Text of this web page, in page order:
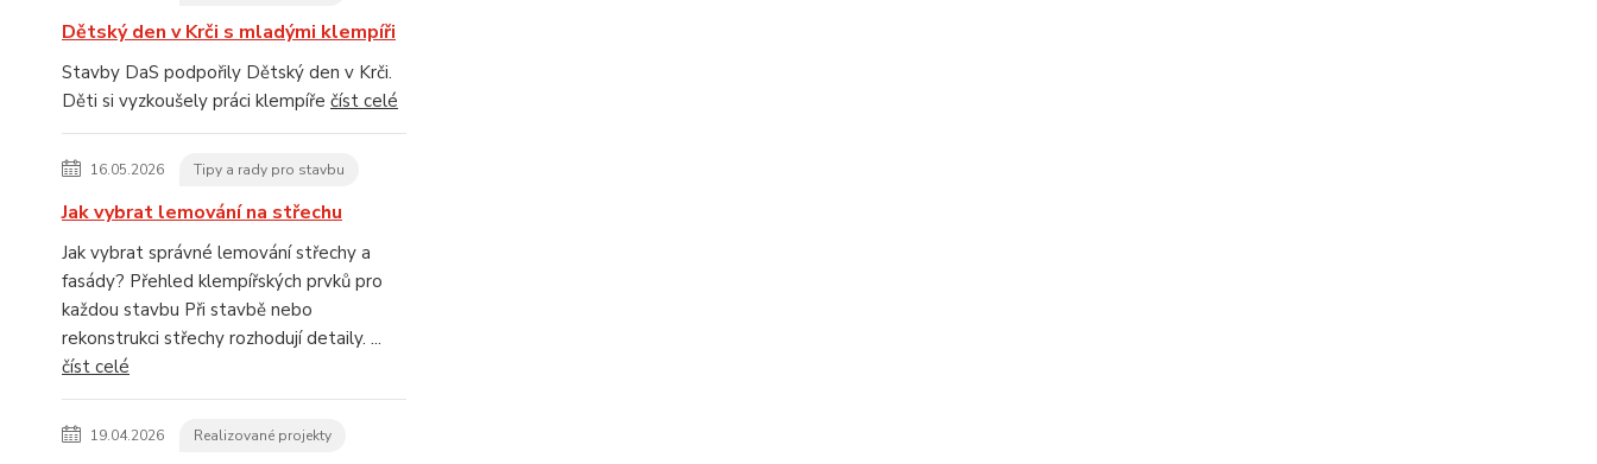
Dětský den v Krči s mladými klempíři
Stavby DaS podpořily Dětský den v Krči.
Děti si vyzkoušely práci klempíře číst celé
16.05.2026 Tipy a rady pro stavbu
Jak vybrat lemování na střechu
Jak vybrat správné lemování střechy a
fasády? Přehled klempířských prvků pro
každou stavbu Při stavbě nebo
rekonstrukci střechy rozhodují detaily. ...
číst celé
19.04.2026 Realizované projekty